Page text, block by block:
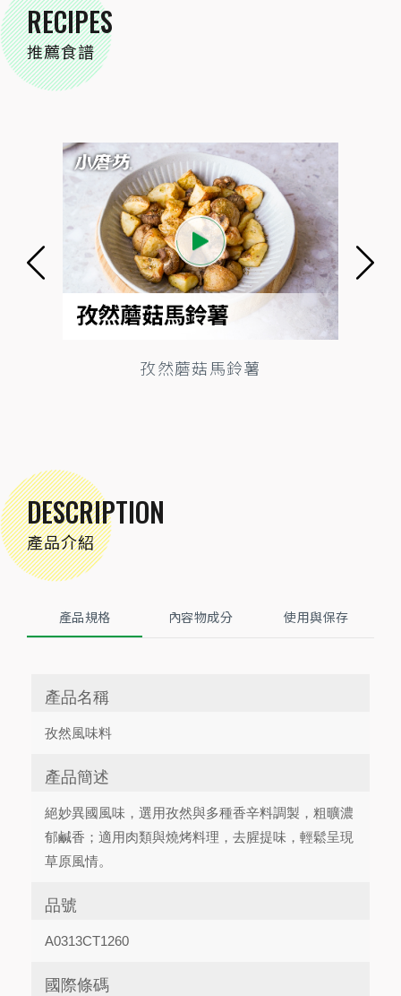
RECIPES
推薦食譜
孜然蘑菇馬鈴薯
DESCRIPTION
產品介紹
產品規格 內容物成分 使用與保存
產品名稱
孜然風味料
產品簡述
絕妙異國風味，選用孜然與多種香辛料調製，粗曠濃
郁鹹香；適用肉類與燒烤料理，去腥提味，輕鬆呈現
草原風情。
品號
A0313CT1260
國際條碼